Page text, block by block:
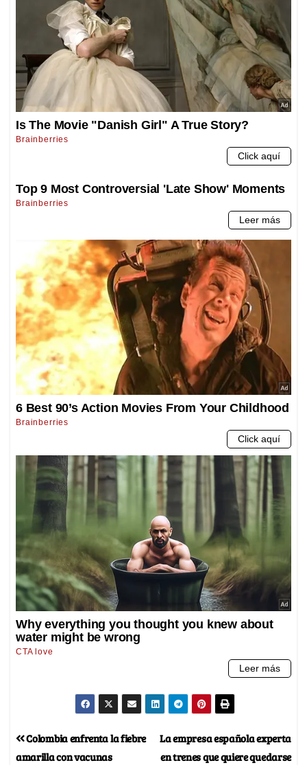
La empresa española experta
en trenes que quiere quedarse
Colombia enfrenta la fiebre
amarilla con vacunas